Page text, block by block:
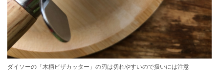
ダイソーの「木柄ピザカッター」の刃は切れやすいので扱いには注意